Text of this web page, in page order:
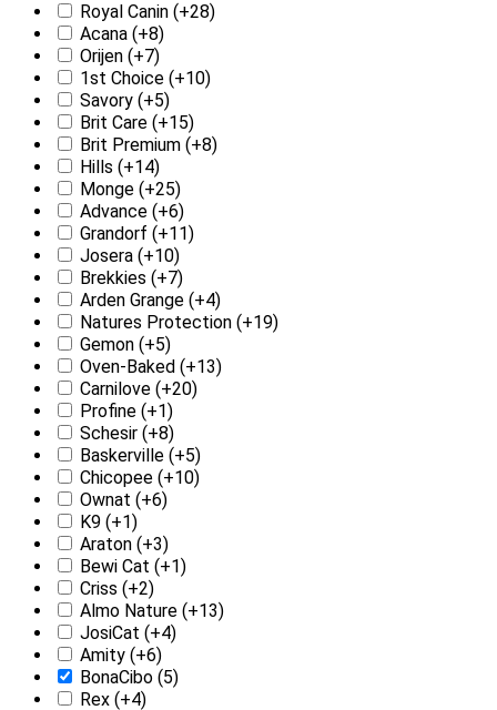
Royal Canin (+28)
Acana (+8)
Orijen (+7)
1st Choice (+10)
Savory (+5)
Brit Care (+15)
Brit Premium (+8)
Hills (+14)
Monge (+25)
Advance (+6)
Grandorf (+11)
Josera (+10)
Brekkies (+7)
Arden Grange (+4)
Natures Protection (+19)
Gemon (+5)
Oven-Baked (+13)
Carnilove (+20)
Profine (+1)
Schesir (+8)
Baskerville (+5)
Chicopee (+10)
Ownat (+6)
K9 (+1)
Araton (+3)
Bewi Cat (+1)
Criss (+2)
Almo Nature (+13)
JosiCat (+4)
Amity (+6)
BonaCibo (5)
Rex (+4)